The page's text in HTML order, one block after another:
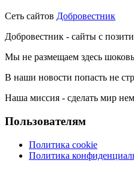
Сеть сайтов Добровестник
Добровестник - сайты с
Мы не размещаем здесь
В наши новости попасть не
Наша миссия - сделать мир
Пользователям
Политика cookie
Политика